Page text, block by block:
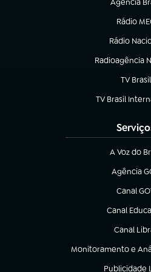
Agência
(abre em
Rádio
Rádio
(abre em
Radioagência
(abre em nova
TV Brasil
(abre
TV Brasil
(abre em nova
A Voz do
(abre em
Agência
(abre em
Canal
(abre em
Canal
(abre em
Canal
(abre em
Monitoramento e
(abre em nova aba)
Publicidade